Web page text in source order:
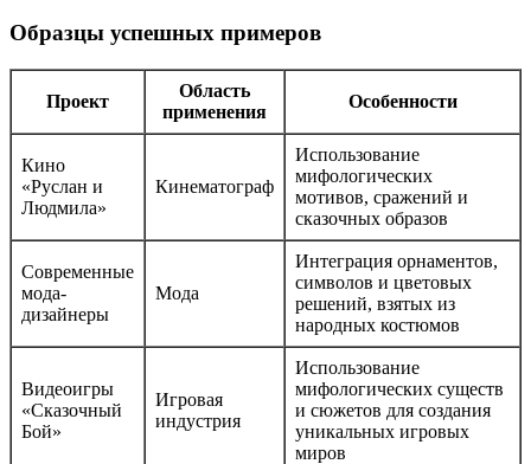
Образцы успешных примеров
Проект
Область
применения
Особенности
Кино
«Руслан и
Людмила»
Кинематограф
Использование
мифологических
мотивов, сражений и
сказочных образов
Современные
мода-
дизайнеры
Мода
Интеграция орнаментов,
символов и цветовых
решений, взятых из
народных костюмов
Видеоигры
«Сказочный
Бой»
Игровая
индустрия
Использование
мифологических существ
и сюжетов для создания
уникальных игровых
миров